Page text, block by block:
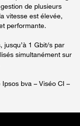
de plusieurs
vitesse est élevée,
performante.
jusqu’à 1 Gbit/s par
simultanément sur
Ipsos bva – Viséo CI –